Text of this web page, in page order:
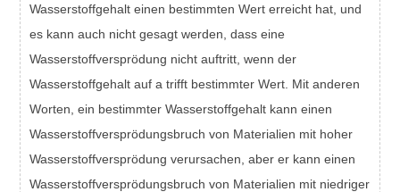
Wasserstoffgehalt einen bestimmten Wert erreicht hat, und
es kann auch nicht gesagt werden, dass eine
Wasserstoffversprödung nicht auftritt, wenn der
Wasserstoffgehalt auf a trifft bestimmter Wert. Mit anderen
Worten, ein bestimmter Wasserstoffgehalt kann einen
Wasserstoffversprödungsbruch von Materialien mit hoher
Wasserstoffversprödung verursachen, aber er kann einen
Wasserstoffversprödungsbruch von Materialien mit niedriger